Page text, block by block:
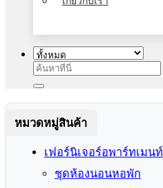
ค้นหา:
หมวดหมู่สินค้า
เฟอร์นิเจอร์อพาร์ทเมนท์
ชุดห้องนอนหอพัก